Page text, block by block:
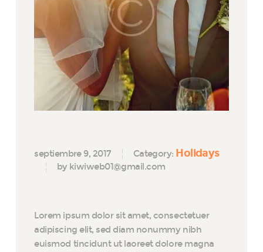
septiembre 9, 2017 Category: Holidays
by kiwiweb01@gmail.com
Lorem ipsum dolor sit amet, consectetuer
adipiscing elit, sed diam nonummy nibh
euismod tincidunt ut laoreet dolore magna